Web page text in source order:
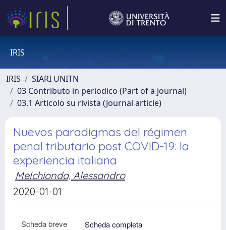
IRIS
IRIS
SIARI UNITN
03 Contributo in periodico (Part of a journal)
03.1 Articolo su rivista (Journal article)
Nuevos paradigmas del régimen
penal tributario post COVID-19: la
experiencia italiana
Melchionda, Alessandro
2020-01-01
Scheda breve
Scheda completa